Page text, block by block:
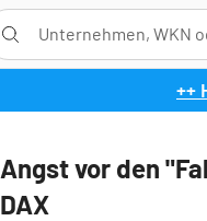
++
Angst vor den
DAX